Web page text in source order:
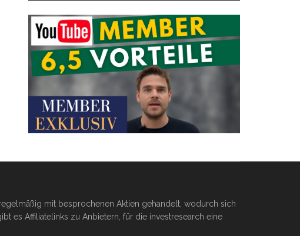
mit besprochenen Aktien gehandelt, wodurch sich
es Affiliatelinks zu Anbietern, für die investresearch eine